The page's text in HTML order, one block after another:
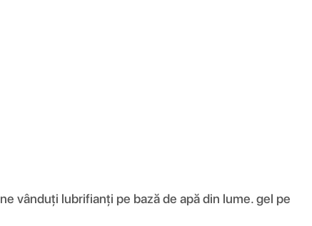
vânduți lubrifianți pe bază de apă din lume. gel pe